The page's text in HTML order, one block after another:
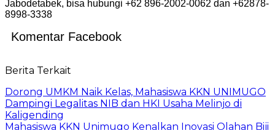
Jabodetabek, bisa hubungi +62 896-2002-0062 dan +62878-
8998-3338
Komentar Facebook
Berita Terkait
Dorong UMKM Naik Kelas, Mahasiswa KKN UNIMUGO
Dampingi Legalitas NIB dan HKI Usaha Melinjo di
Kaligending
Mahasiswa KKN Unimugo Kenalkan Inovasi Olahan Biji